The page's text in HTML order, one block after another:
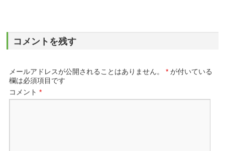
コメントを残す
メールアドレスが公開されることはありません。 * が付いている
欄は必須項目です
コメント*